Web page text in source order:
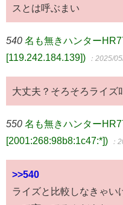
スとは呼ぶまい
540 名も無きハンター
[119.242.184.139])
：2025/
大丈夫？そろそろライズ
550 名も無きハンター
[2001:268:98b8:1c47:*])
：
>>540
ライズと比較しなきゃい